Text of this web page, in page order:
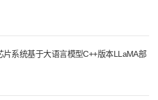
系统基于大语言模型C++版本LLaMA部